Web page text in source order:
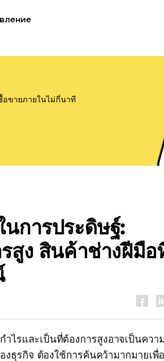
อขายภายในไม่กี่นาที
นการประดิษฐ์:
สูง สินค้าช่างฝีมือ
ไรและเป็นที่ต้องการสูงอาจเป็นควา
งธุรกิจ ต้องใช้การค้นคว้ามากมายเพื่